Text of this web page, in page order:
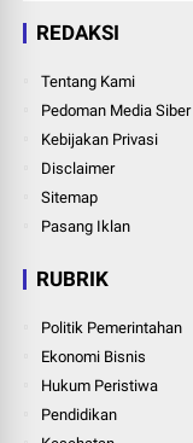
REDAKSI
Tentang Kami
Pedoman Media Siber
Kebijakan Privasi
Disclaimer
Sitemap
Pasang Iklan
RUBRIK
Politik Pemerintahan
Ekonomi Bisnis
Hukum Peristiwa
Pendidikan